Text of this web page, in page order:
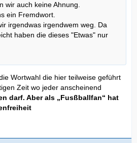
wir auch keine Ahnung.
ein Fremdwort.
irgendwas irgendwem weg. Da
haben die dieses "Etwas" nur
Wortwahl die hier teilweise geführt
Zeit wo jeder anscheinend
darf. Aber als „Fusßballfan“ hat